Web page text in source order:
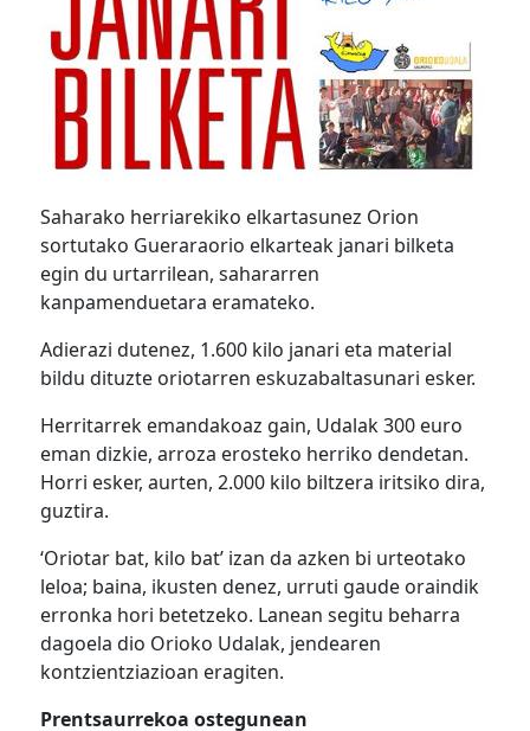
Saharako herriarekiko elkartasunez Orion
sortutako Gueraraorio elkarteak janari bilketa
egin du urtarrilean, sahararren
kanpamenduetara eramateko.
Adierazi dutenez, 1.600 kilo janari eta material
bildu dituzte oriotarren eskuzabaltasunari esker.
Herritarrek emandakoaz gain, Udalak 300 euro
eman dizkie, arroza erosteko herriko dendetan.
Horri esker, aurten, 2.000 kilo biltzera iritsiko dira,
guztira.
‘Oriotar bat, kilo bat’ izan da azken bi urteotako
leloa; baina, ikusten denez, urruti gaude oraindik
erronka hori betetzeko. Lanean segitu beharra
dagoela dio Orioko Udalak, jendearen
kontzientziazioan eragiten.
Prentsaurrekoa ostegunean